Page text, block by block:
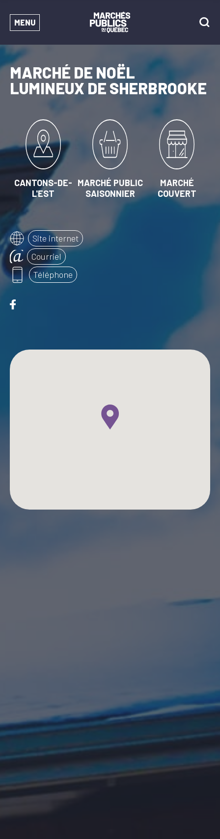
MENU
MARCHÉ DE NOËL
LUMINEUX DE SHERBROOKE
CANTONS-DE-
L'EST
MARCHÉ PUBLIC
SAISONNIER
MARCHÉ
COUVERT
Site internet
Courriel
Téléphone